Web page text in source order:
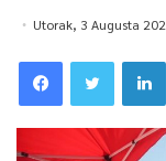
Utorak, 3 Augusta